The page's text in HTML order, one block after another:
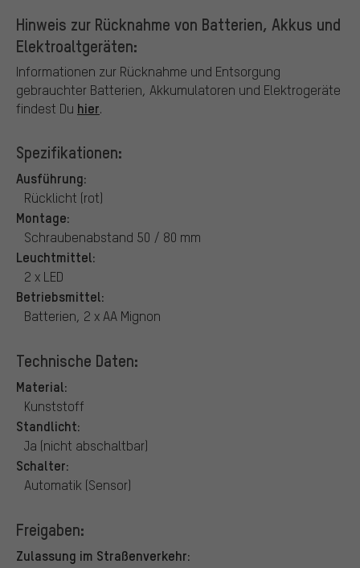
Hinweis zur Rücknahme von Batterien, Akkus und
Elektroaltgeräten:
Informationen zur Rücknahme und Entsorgung
gebrauchter Batterien, Akkumulatoren und Elektrogeräte
findest Du hier.
Spezifikationen:
Ausführung:
Rücklicht (rot)
Montage:
Schraubenabstand 50 / 80 mm
Leuchtmittel:
2 x LED
Betriebsmittel:
Batterien, 2 x AA Mignon
Technische Daten:
Material:
Kunststoff
Standlicht:
Ja (nicht abschaltbar)
Schalter:
Automatik (Sensor)
Freigaben:
Zulassung im Straßenverkehr: